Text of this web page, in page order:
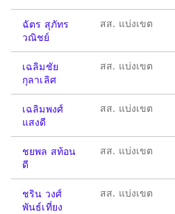
ฉัตร สุภัทร
วณิชย์
สส. แบ่งเขต
เฉลิมชัย
กุลาเลิศ
สส. แบ่งเขต
เฉลิมพงศ์
แสงดี
สส. แบ่งเขต
ชยพล สท้อน
ดี
สส. แบ่งเขต
ชริน วงศ์
พันธ์เที่ยง
สส. แบ่งเขต